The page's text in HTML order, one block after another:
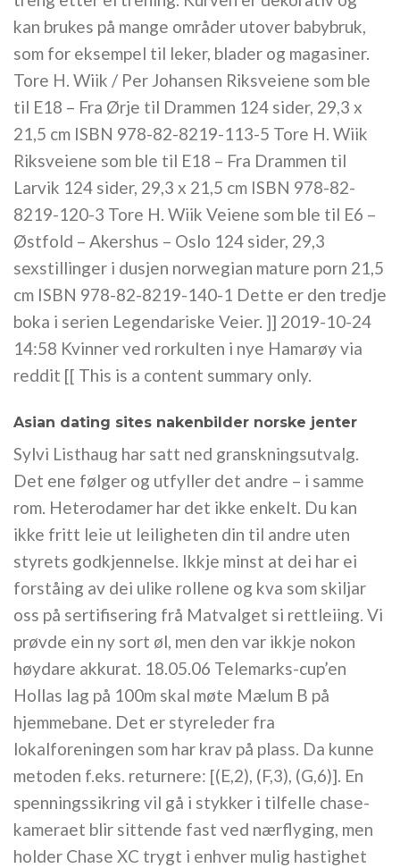
kan brukes på mange områder utover babybruk,
som for eksempel til leker, blader og magasiner.
Tore H. Wiik / Per Johansen Riksveiene som ble
til E18 – Fra Ørje til Drammen 124 sider, 29,3 x
21,5 cm ISBN 978-82-8219-113-5 Tore H. Wiik
Riksveiene som ble til E18 – Fra Drammen til
Larvik 124 sider, 29,3 x 21,5 cm ISBN 978-82-
8219-120-3 Tore H. Wiik Veiene som ble til E6 –
Østfold – Akershus – Oslo 124 sider, 29,3
sexstillinger i dusjen norwegian mature porn 21,5
cm ISBN 978-82-8219-140-1 Dette er den tredje
boka i serien Legendariske Veier. ]] 2019-10-24
14:58 Kvinner ved rorkulten i nye Hamarøy via
reddit [[ This is a content summary only.
Asian dating sites nakenbilder norske jenter
Sylvi Listhaug har satt ned granskningsutvalg.
Det ene følger og utfyller det andre – i samme
rom. Heterodamer har det ikke enkelt. Du kan
ikke fritt leie ut leiligheten din til andre uten
styrets godkjennelse. Ikkje minst at dei har ei
forståing av dei ulike rollene og kva som skiljar
oss på sertifisering frå Matvalget si rettleiing. Vi
prøvde ein ny sort øl, men den var ikkje nokon
høydare akkurat. 18.05.06 Telemarks-cup’en
Hollas lag på 100m skal møte Mælum B på
hjemmebane. Det er styreleder fra
lokalforeningen som har krav på plass. Da kunne
metoden f.eks. returnere: [(E,2), (F,3), (G,6)]. En
spenningssikring vil gå i stykker i tilfelle chase-
kameraet blir sittende fast ved nærflyging, men
holder Chase XC trygt i enhver mulig hastighet